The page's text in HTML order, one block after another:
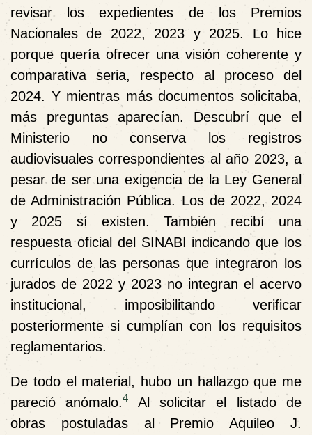
revisar los expedientes de los Premios
Nacionales de 2022, 2023 y 2025. Lo hice
porque quería ofrecer una visión coherente y
comparativa seria, respecto al proceso del
2024. Y mientras más documentos solicitaba,
más preguntas aparecían. Descubrí que el
Ministerio no conserva los registros
audiovisuales correspondientes al año 2023, a
pesar de ser una exigencia de la Ley General
de Administración Pública. Los de 2022, 2024
y 2025 sí existen. También recibí una
respuesta oficial del SINABI indicando que los
currículos de las personas que integraron los
jurados de 2022 y 2023 no integran el acervo
institucional, imposibilitando verificar
posteriormente si cumplían con los requisitos
reglamentarios.
De todo el material, hubo un hallazgo que me
pareció anómalo.4
Al solicitar el listado de
obras postuladas al Premio Aquileo J.